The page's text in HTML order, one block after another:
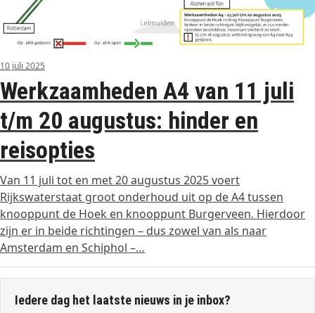
10 juli 2025
Werkzaamheden A4 van 11 juli
t/m 20 augustus: hinder en
reisopties
Van 11 juli tot en met 20 augustus 2025 voert
Rijkswaterstaat groot onderhoud uit op de A4 tussen
knooppunt de Hoek en knooppunt Burgerveen. Hierdoor
zijn er in beide richtingen – dus zowel van als naar
Amsterdam en Schiphol –…
Iedere dag het laatste nieuws in je inbox?